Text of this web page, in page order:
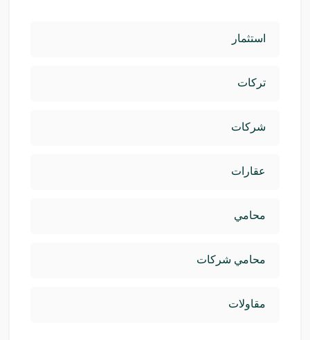
استثمار
تركات
شركات
عقارات
محامي
محامي شركات
مقاولات